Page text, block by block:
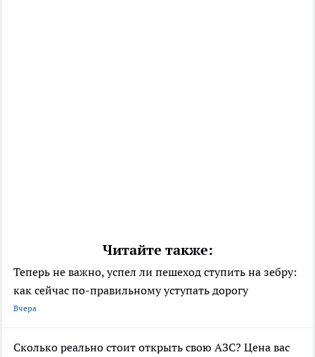
Читайте также:
Теперь не важно, успел ли пешеход ступить на зебру:
как сейчас по-правильному уступать дорогу
Вчера
Сколько реально стоит открыть свою АЗС? Цена вас